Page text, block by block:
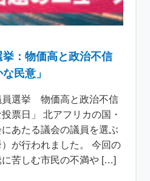
：物価高と政治不信
民意」
員選挙 物価高と政治不信
票日」 北アフリカの国・
あたる議会の議員を選ぶ
が行われました。 今回の
苦しむ市民の不満や […]